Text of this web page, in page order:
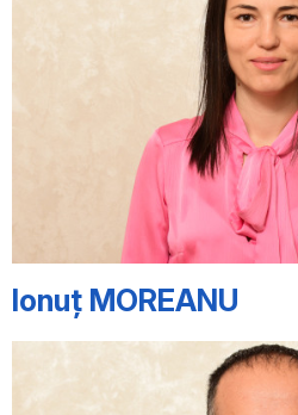
Ionuț MOREANU